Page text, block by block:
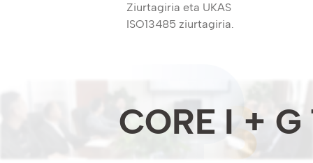
Ziurtagiria eta UKAS
ISO13485 ziurtagiria.
CORE I +